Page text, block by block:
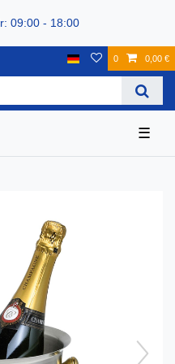
09:00 - 18:00
0 0,00 €
☰